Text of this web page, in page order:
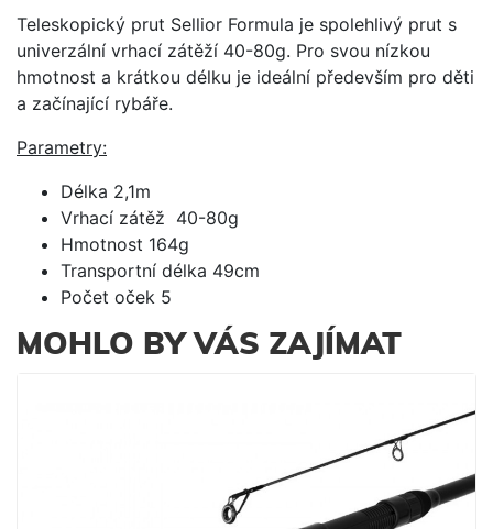
Teleskopický prut Sellior Formula je spolehlivý prut s
univerzální vrhací zátěží 40-80g. Pro svou nízkou
hmotnost a krátkou délku je ideální především pro děti
a začínající rybáře.
Parametry:
Délka 2,1m
Vrhací zátěž 40-80g
Hmotnost 164g
Transportní délka 49cm
Počet oček 5
MOHLO BY VÁS ZAJÍMAT